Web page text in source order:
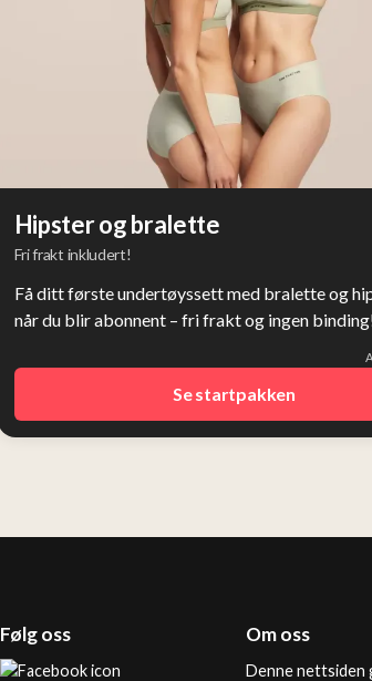
Hipster og bralette
Fri frakt inkludert!
Få ditt første undertøyssett med bralette og
når du blir abonnent – fri frakt og ingen
Se startpakken
Følg oss Om oss
Denne nettsiden